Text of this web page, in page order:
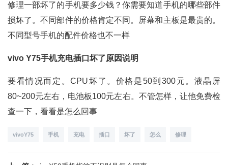
修理一部坏了的手机要多少钱？你需要知道手机的哪些部件
损坏了。不同部件的价格肯定不同。屏幕和主板是最贵的。
不同型号手机的配件价格也不一样
vivo Y75手机充电插口坏了原因说明
要看情况而定。CPU坏了。价格是50到300元。液晶屏
80~200元左右，电池板100元左右。不管怎样，让他免费检
查一下，看看是怎么回事
vivoY75 手机 充电 插口 坏了 怎么 修理